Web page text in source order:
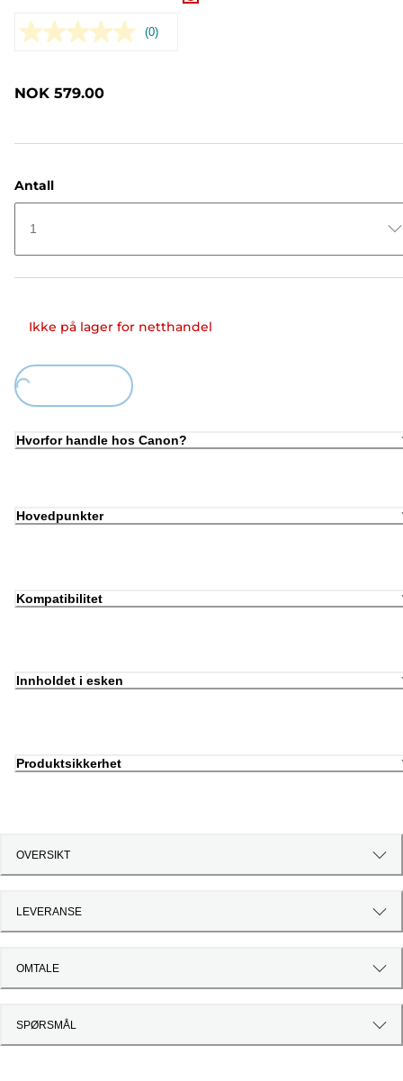
Ingen
(0)
NOK 579.00
Antall
1
Ikke på lager for netthandel
Hvorfor handle hos Canon?
Hovedpunkter
Kompatibilitet
Innholdet i esken
Produktsikkerhet
OVERSIKT
LEVERANSE
OMTALE
SPØRSMÅL